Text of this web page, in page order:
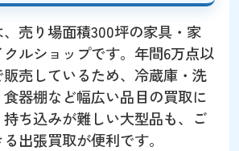
売り場面積300坪の家具・家
ルショップです。年間6万点以
売しているため、冷蔵庫・洗
器棚など幅広い品目の買取に
ち込みが難しい大型品も、ご
出張買取が便利です。